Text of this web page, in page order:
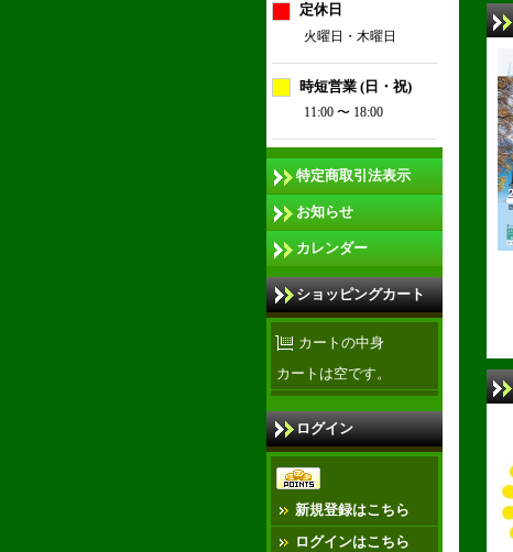
定休日
火曜日・木曜日
時短営業 (日・祝)
11:00 〜 18:00
特定商取引法表示
お知らせ
カレンダー
ショッピングカート
カートの中身
カートは空です。
ログイン
新規登録はこちら
ログインはこちら